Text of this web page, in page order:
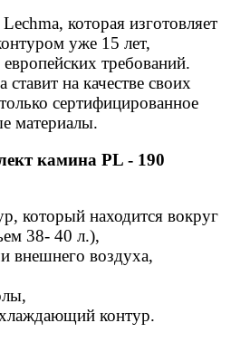
которая изготовляет
уже 15 лет,
требований.
на качестве своих
сертифицированное
материалы.
камина PL - 190
который находится вокруг
38- 40 л.),
внешнего воздуха,
контур.